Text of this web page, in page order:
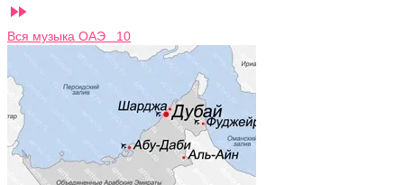

Вся музыка ОАЭ 10